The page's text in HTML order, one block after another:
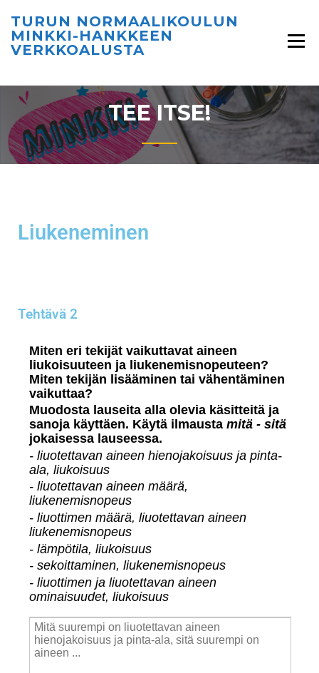
TURUN NORMAALIKOULUN
MINKKI-HANKKEEN
VERKKOALUSTA
TEE ITSE!
Liukeneminen
Tehtävä 2